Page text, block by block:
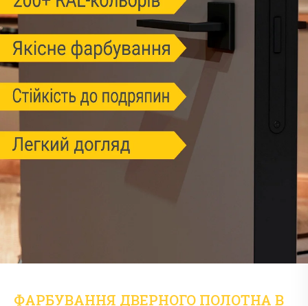
ФАРБУВАННЯ ДВЕРНОГО ПОЛОТНА В